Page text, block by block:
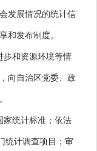
发展情况的统计信
和发布制度。
和资源环境等情
向自治区党委、政
统计标准；依法
统计调查项目；审